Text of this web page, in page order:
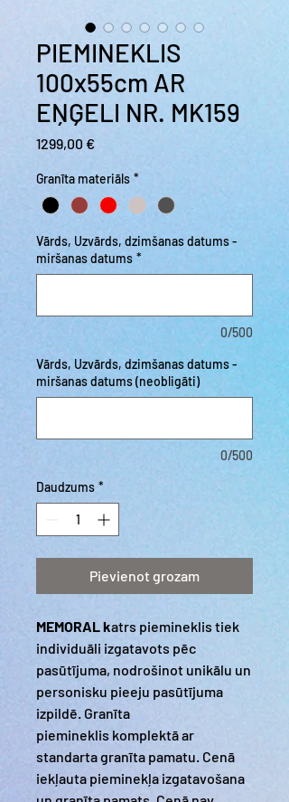
PIEMINEKLIS
100x55cm AR
EŅĢELI NR. MK159
1299,00 €Cena
Granīta materiāls *
Vārds, Uzvārds, dzimšanas datums -
miršanas datums *
0/500
Vārds, Uzvārds, dzimšanas datums -
miršanas datums (neobligāti)
0/500
Daudzums *
Pievienot grozam
MEMORAL katrs piemineklis tiek
individuāli izgatavots pēc
pasūtījuma, nodrošinot unikālu un
personisku pieeju pasūtījuma
izpildē. Granīta
piemineklis komplektā ar
standarta granīta pamatu. Cenā
iekļauta pieminekļa izgatavošana